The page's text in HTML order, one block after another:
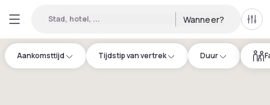
Stad, hotel, ... Wanneer?
Aankomsttijd Tijdstip van vertrek Duur